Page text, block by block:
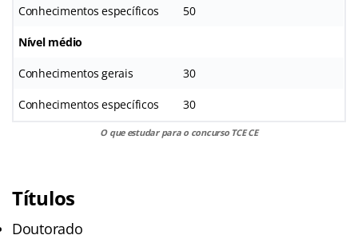
Conhecimentos específicos 50
Nível médio
Conhecimentos gerais 30
Conhecimentos específicos 30
O que estudar para o concurso TCE CE
Títulos
Doutorado